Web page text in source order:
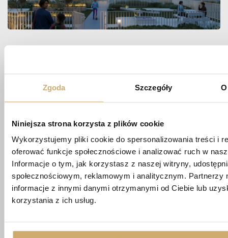
Zgoda Szczegóły
Niniejsza strona korzysta z plików cookie
Wykorzystujemy pliki cookie do spersonalizowania treści i
oferować funkcje społecznościowe i analizować ruch w
Informacje o tym, jak korzystasz z naszej witryny,
społecznościowym, reklamowym i analitycznym. Partnerzy
informacje z innymi danymi otrzymanymi od Ciebie lub
korzystania z ich usług.
O MIESZKANIE
biuro@apartamentypoligonowa.pl
+48 881 737 573
+48 663 689 911
ul. Wędrowna 1/87,
20-819 Lublin
Imię *